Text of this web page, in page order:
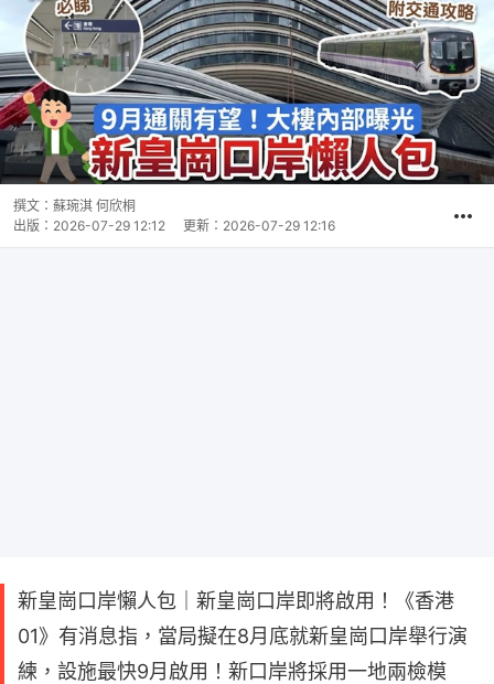
撰文： 蘇琬淇 何欣桐
出版： 2026-07-29 12:12 更新： 2026-07-29 12:16
新皇崗口岸懶人包｜新皇崗口岸即將啟用！《香港
01》有消息指，當局擬在8月底就新皇崗口岸舉行演
練，設施最快9月啟用！新口岸將採用一地兩檢模